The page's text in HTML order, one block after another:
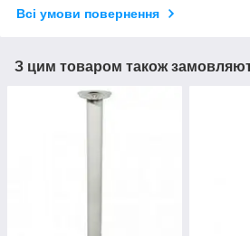
Всі умови повернення
З цим товаром також